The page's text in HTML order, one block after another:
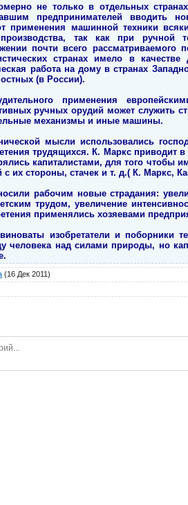
не только в отдельных
предпринимателей вводить
применения машинной техники
так как при ручной
почти всего
странах имело в
работа на дому в странах
(в России).
применения
ручных орудий может служить
механизмы и иные машины.
мысли использовались
трудящихся. К. Маркс приводит
капиталистами, для того чтобы
их стороны, стачек и т. д.( К. Маркс,
рабочим новые страдания:
трудом, увеличение
применялись хозяевами
изобретатели и поборники
человека над силами природы, но
(16 Дек 2011)